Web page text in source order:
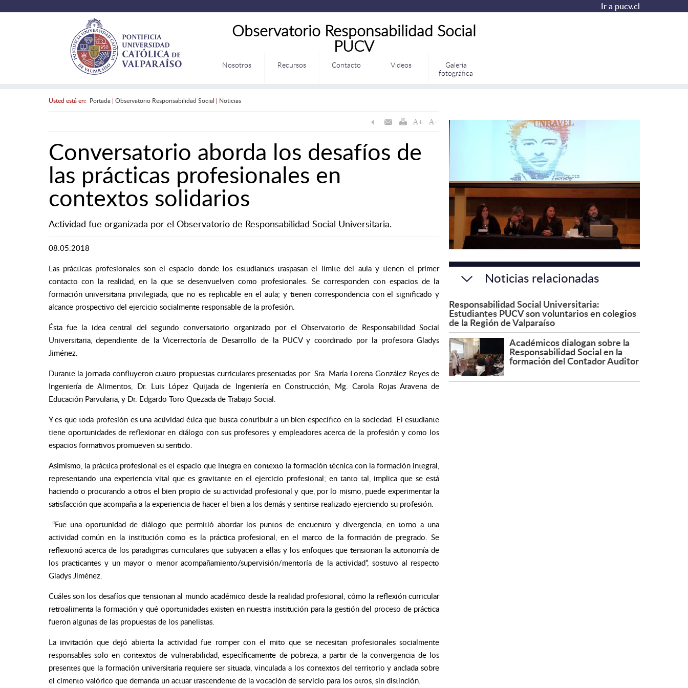
Ir a pucv.cl
Observatorio Responsabilidad Social
PUCV
Nosotros Recursos Contacto Videos
Galería
fotográfica
Usted está en: Portada| Observatorio Responsabilidad Social | Noticias
Conversatorio aborda los desafíos de
las prácticas profesionales en
contextos solidarios
Actividad fue organizada por el Observatorio de Responsabilidad Social Universitaria.
08.05.2018
Las prácticas profesionales son el espacio donde los estudiantes traspasan el límite del aula y tienen el primer
contacto con la realidad, en la que se desenvuelven como profesionales. Se corresponden con espacios de la
formación universitaria privilegiada, que no es replicable en el aula; y tienen correspondencia con el significado y
alcance prospectivo del ejercicio socialmente responsable de la profesión.
Ésta fue la idea central del segundo conversatorio organizado por el Observatorio de Responsabilidad Social
Universitaria, dependiente de la Vicerrectoría de Desarrollo de la PUCV y coordinado por la profesora Gladys
Jiménez.
Durante la jornada confluyeron cuatro propuestas curriculares presentadas por: Sra. María Lorena González Reyes de
Ingeniería de Alimentos, Dr. Luis López Quijada de Ingeniería en Construcción, Mg. Carola Rojas Aravena de
Educación Parvularia, y Dr. Edgardo Toro Quezada de Trabajo Social.
Y es que toda profesión es una actividad ética que busca contribuir a un bien específico en la sociedad. El estudiante
tiene oportunidades de reflexionar en diálogo con sus profesores y empleadores acerca de la profesión y como los
espacios formativos promueven su sentido.
Asimismo, la práctica profesional es el espacio que integra en contexto la formación técnica con la formación integral,
representando una experiencia vital que es gravitante en el ejercicio profesional; en tanto tal, implica que se está
haciendo o procurando a otros el bien propio de su actividad profesional y que, por lo mismo, puede experimentar la
satisfacción que acompaña a la experiencia de hacer el bien a los demás y sentirse realizado ejerciendo su profesión.
“Fue una oportunidad de diálogo que permitió abordar los puntos de encuentro y divergencia, en torno a una
actividad común en la institución como es la práctica profesional, en el marco de la formación de pregrado. Se
reflexionó acerca de los paradigmas curriculares que subyacen a ellas y los enfoques que tensionan la autonomía de
los practicantes y un mayor o menor acompañamiento/supervisión/mentoría de la actividad”, sostuvo al respecto
Gladys Jiménez.
Cuáles son los desafíos que tensionan al mundo académico desde la realidad profesional, cómo la reflexión curricular
retroalimenta la formación y qué oportunidades existen en nuestra institución para la gestión del proceso de práctica
fueron algunas de las propuestas de los panelistas.
La invitación que dejó abierta la actividad fue romper con el mito que se necesitan profesionales socialmente
responsables solo en contextos de vulnerabilidad, específicamente de pobreza, a partir de la convergencia de los
presentes que la formación universitaria requiere ser situada, vinculada a los contextos del territorio y anclada sobre
el cimento valórico que demanda un actuar trascendente de la vocación de servicio para los otros, sin distinción.
Noticias relacionadas
Responsabilidad Social Universitaria:
Estudiantes PUCV son voluntarios en colegios
de la Región de Valparaíso
Académicos dialogan sobre la
Responsabilidad Social en la
formación del Contador Auditor